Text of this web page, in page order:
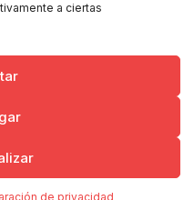
a ciertas
de privacidad